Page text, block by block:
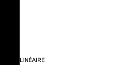
LINÉAIRE